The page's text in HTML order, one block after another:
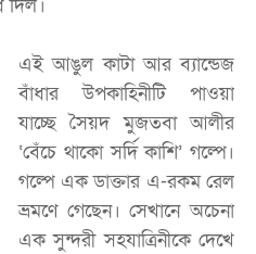
দিল।
এই আঙুল কাটা আর ব্যান্ডেজ
বাঁধার উপকাহিনীটি পাওয়া
যাচ্ছে সৈয়দ মুজতবা আলীর
‘বেঁচে থাকো সর্দি কাশি’ গল্পে।
গল্পে এক ডাক্তার এ-রকম রেল
ভ্রমণে গেছেন। সেখানে অচেনা
এক সুন্দরী সহযাত্রিনীকে দেখে